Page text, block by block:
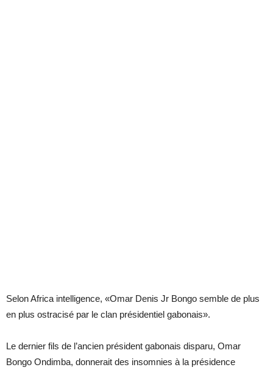
Selon Africa intelligence, «Omar Denis Jr Bongo semble de plus
en plus ostracisé par le clan présidentiel gabonais».
Le dernier fils de l’ancien président gabonais disparu, Omar
Bongo Ondimba, donnerait des insomnies à la présidence